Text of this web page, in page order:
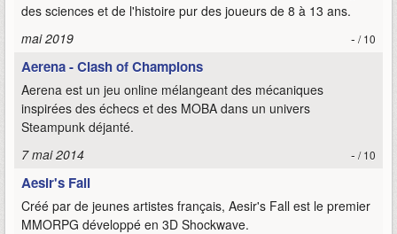
des sciences et de l'histoire pur des joueurs de 8 à 13 ans.
mai 2019
- / 10
Aerena - Clash of Champions
Aerena est un jeu online mélangeant des mécaniques
inspirées des échecs et des MOBA dans un univers
Steampunk déjanté.
7 mai 2014
- / 10
Aesir's Fall
Créé par de jeunes artistes français, Aesir's Fall est le premier
MMORPG développé en 3D Shockwave.